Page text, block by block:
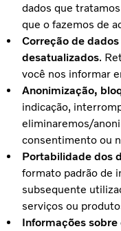
dados que
que o fazemos de
Correção de
desatualizados.
você nos informar
Anonimização,
indicação,
eliminaremos/
consentimento ou
Portabilidade dos
formato padrão de
subsequente
serviços ou
Informações